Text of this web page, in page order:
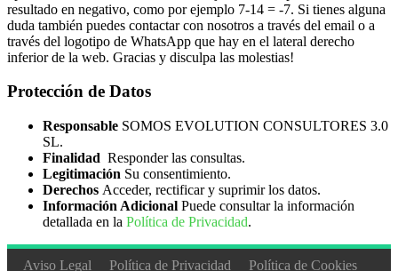
resultado en negativo, como por ejemplo 7-14 = -7. Si tienes alguna
duda también puedes contactar con nosotros a través del email o a
través del logotipo de WhatsApp que hay en el lateral derecho
inferior de la web. Gracias y disculpa las molestias!
Protección de Datos
Responsable SOMOS EVOLUTION CONSULTORES 3.0
SL.
Finalidad Responder las consultas.
Legitimación Su consentimiento.
Derechos Acceder, rectificar y suprimir los datos.
Información Adicional Puede consultar la información
detallada en la Política de Privacidad.
Aviso Legal Política de Privacidad
Política de Cookies